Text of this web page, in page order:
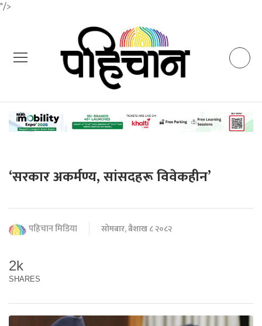
"/>
‘सरकार अकर्मण्य, सांसदहरू विवेकहीन’
पहिचान मिडिया सोमबार, बैशाख ८ २०८२
2k
SHARES